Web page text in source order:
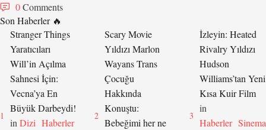
0 Comments
Son Haberler 🔥
1
Stranger Things
Yaratıcıları
Will’in Açılma
Sahnesi İçin:
Vecna’ya En
Büyük Darbeydi!
in Dizi Haberler
2
Scary Movie
Yıldızı Marlon
Wayans Trans
Çocuğu
Hakkında
Konuştu:
Bebeğimi her ne
3
İzleyin: Heated
Rivalry Yıldızı
Hudson
Williams’tan Yeni
Kısa Kuir Film
in
Haberler Sinema